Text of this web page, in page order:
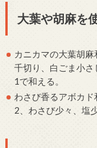
大葉や胡麻を
カニカマの大葉胡
千切り、白ごま小
1で和える。
わさび香るアボカ
2、わさび少々、塩